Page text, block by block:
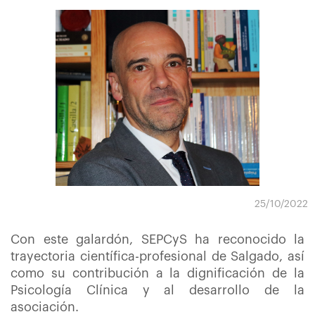
25/10/2022
Con este galardón, SEPCyS ha reconocido la
trayectoria científica-profesional de Salgado, así
como su contribución a la dignificación de la
Psicología Clínica y al desarrollo de la
asociación.